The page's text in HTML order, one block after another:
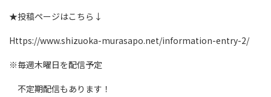
★投稿ページはこちら↓
https://www.shizuoka-murasapo.net/information-entry-2/
※毎週木曜日を配信予定
不定期配信もあります！